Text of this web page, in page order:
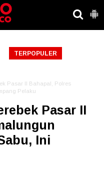
TERPOPULER
Pasar II Bahapal, Polres
Pelaku
Pasar II
Ini